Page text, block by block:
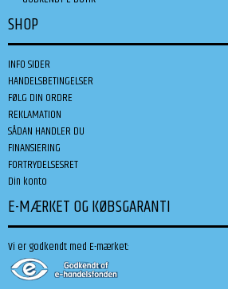
SHOP
INFO SIDER
HANDELSBETINGELSER
FØLG DIN ORDRE
REKLAMATION
SÅDAN HANDLER DU
FINANSIERING
FORTRYDELSESRET
Din konto
E-MÆRKET OG KØBSGARANTI
Vi er godkendt med E-mærket: